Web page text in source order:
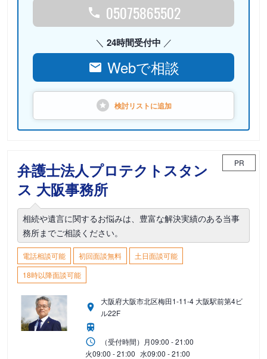
05075865502
24時間受付中
Webで相談
検討リストに追加
弁護士法人プロテクトスタン
ス 大阪事務所
PR
相続や遺言に関するお悩みは、豊富な解決実績のある当事
務所までご相談ください。
電話相談可能 初回面談無料
土日面談可能
18時以降面談可能
大阪府大阪市北区梅田1-11-4 大阪駅前第4ビ
ル22F
（受付時間） 月09:00 - 21:00
火09:00 - 21:00 水09:00 - 21:00